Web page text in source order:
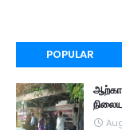
POPULAR